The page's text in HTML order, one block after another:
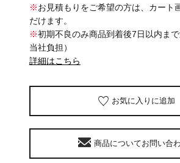
※お見積もりをご希望の方は、カート
だけます。
※初期不良のみ商品到着後7日以内ま
当社負担）
詳細はこちら
お気に入りに追加
商品についてお問い合